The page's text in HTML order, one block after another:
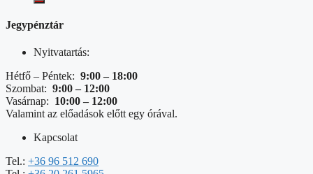
Jegypénztár
Nyitvatartás:
Hétfő – Péntek: 9:00 – 18:00
Szombat: 9:00 – 12:00
Vasárnap: 10:00 – 12:00
Valamint az előadások előtt egy órával.
Kapcsolat
Tel.: +36 96 512 690